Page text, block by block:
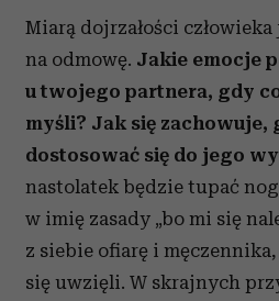
Miarą dojrzałości
na odmowę. Jakie emocje
u twojego partnera, gdy
myśli? Jak się zachowuje,
dostosować się do jego
nastolatek będzie tupać
w imię zasady „bo mi się
z siebie ofiarę i
się uwzięli. W skrajnych